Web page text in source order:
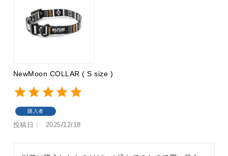
NewMoon COLLAR ( S size )
購入者
投稿日 2025/12/18